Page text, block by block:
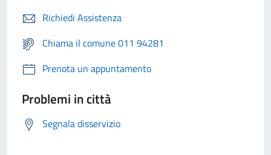
Richiedi Assistenza
Chiama il comune 011 94281
Prenota un appuntamento
Problemi in città
Segnala disservizio